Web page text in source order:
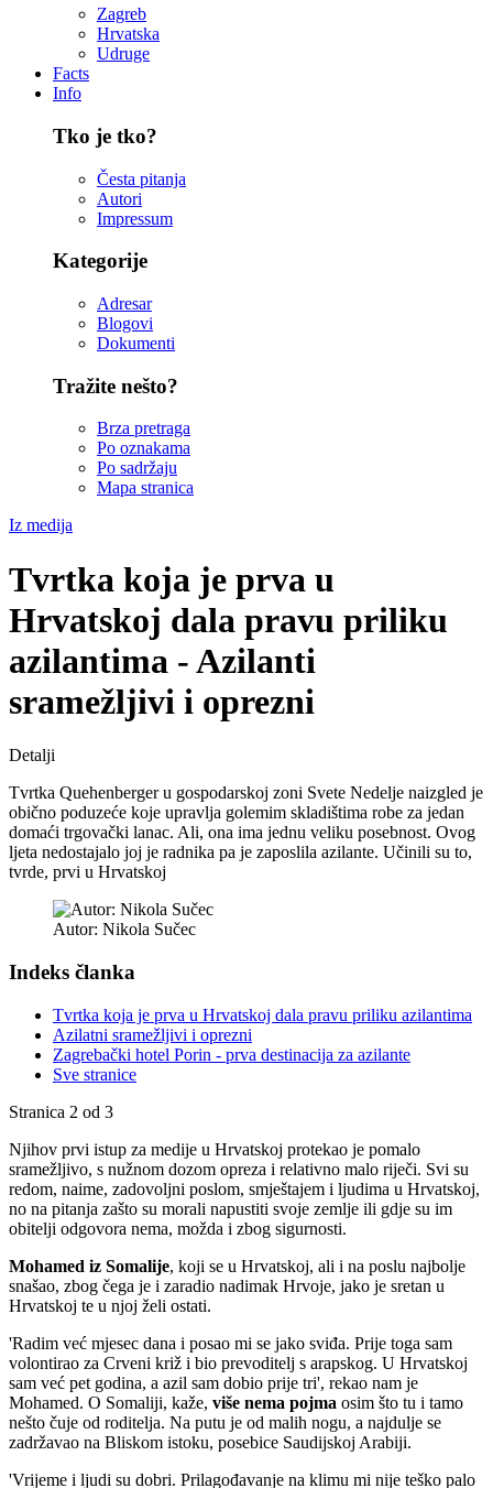
Zagreb
Hrvatska
Udruge
Facts
Info
Tko je tko?
Česta pitanja
Autori
Impressum
Kategorije
Adresar
Blogovi
Dokumenti
Tražite nešto?
Brza pretraga
Po oznakama
Po sadržaju
Mapa stranica
Iz medija
Tvrtka koja je prva u
Hrvatskoj dala pravu priliku
azilantima - Azilanti
sramežljivi i oprezni
Detalji
Tvrtka Quehenberger u gospodarskoj zoni Svete Nedelje naizgled je
obično poduzeće koje upravlja golemim skladištima robe za jedan
domaći trgovački lanac. Ali, ona ima jednu veliku posebnost. Ovog
ljeta nedostajalo joj je radnika pa je zaposlila azilante. Učinili su to,
tvrde, prvi u Hrvatskoj
Autor: Nikola Sučec
Indeks članka
Tvrtka koja je prva u Hrvatskoj dala pravu priliku azilantima
Azilatni sramežljivi i oprezni
Zagrebački hotel Porin - prva destinacija za azilante
Sve stranice
Stranica 2 od 3
Njihov prvi istup za medije u Hrvatskoj protekao je pomalo
sramežljivo, s nužnom dozom opreza i relativno malo riječi. Svi su
redom, naime, zadovoljni poslom, smještajem i ljudima u Hrvatskoj,
no na pitanja zašto su morali napustiti svoje zemlje ili gdje su im
obitelji odgovora nema, možda i zbog sigurnosti.
Mohamed iz Somalije, koji se u Hrvatskoj, ali i na poslu najbolje
snašao, zbog čega je i zaradio nadimak Hrvoje, jako je sretan u
Hrvatskoj te u njoj želi ostati.
'Radim već mjesec dana i posao mi se jako sviđa. Prije toga sam
volontirao za Crveni križ i bio prevoditelj s arapskog. U Hrvatskoj
sam već pet godina, a azil sam dobio prije tri', rekao nam je
Mohamed. O Somaliji, kaže, više nema pojma osim što tu i tamo
nešto čuje od roditelja. Na putu je od malih nogu, a najdulje se
zadržavao na Bliskom istoku, posebice Saudijskoj Arabiji.
'Vrijeme i ljudi su dobri. Prilagođavanje na klimu mi nije teško palo